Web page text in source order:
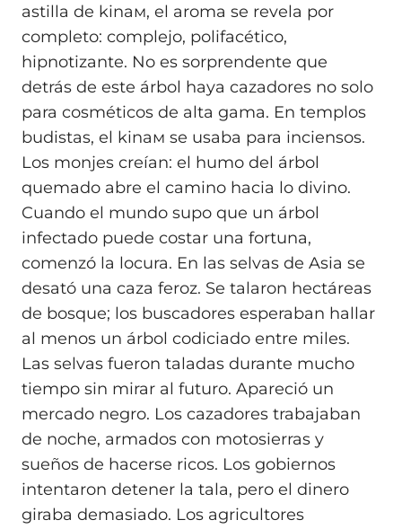
astilla de kinaм, el aroma se revela por
completo: complejo, polifacético,
hipnotizante. No es sorprendente que
detrás de este árbol haya cazadores no solo
para cosméticos de alta gama. En templos
budistas, el kinaм se usaba para inciensos.
Los monjes creían: el humo del árbol
quemado abre el camino hacia lo divino.
Cuando el mundo supo que un árbol
infectado puede costar una fortuna,
comenzó la locura. En las selvas de Asia se
desató una caza feroz. Se talaron hectáreas
de bosque; los buscadores esperaban hallar
al menos un árbol codiciado entre miles.
Las selvas fueron taladas durante mucho
tiempo sin mirar al futuro. Apareció un
mercado negro. Los cazadores trabajaban
de noche, armados con motosierras y
sueños de hacerse ricos. Los gobiernos
intentaron detener la tala, pero el dinero
giraba demasiado. Los agricultores